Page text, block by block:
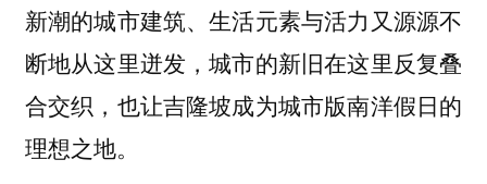
新潮的城市建筑、生活元素与活力又源源不
断地从这里迸发，城市的新旧在这里反复叠
合交织，也让吉隆坡成为城市版南洋假日的
理想之地。